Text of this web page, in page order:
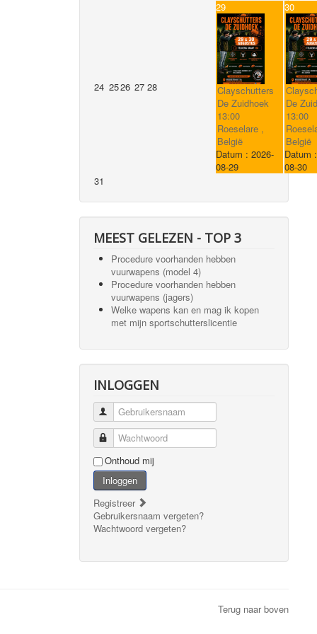
24 2526 27 28
29
Clayschutters
De Zuidhoek
13:00
Roeselare ,
België
Datum :2026-
08-29
30
De
13:00
België
Datum
08-30
31
MEEST GELEZEN - TOP 3
Procedure voorhanden hebben
vuurwapens (model 4)
Procedure voorhanden hebben
vuurwapens (jagers)
Welke wapens kan en mag ik kopen
met mijn sportschutterslicentie
INLOGGEN
Gebruikersnaam
Wachtwoord
Onthoud mij
Inloggen
Registreer
Gebruikersnaam vergeten?
Wachtwoord vergeten?
Terug naar boven